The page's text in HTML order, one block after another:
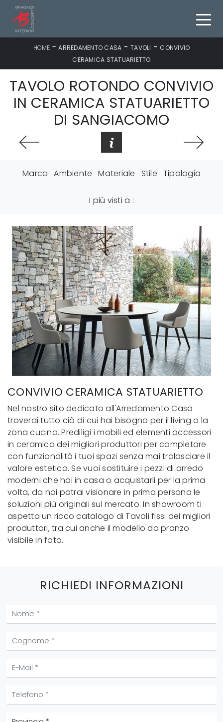
HOME -ARREDAMENTO CASA -TAVOLI - CONVIVIO
CERAMICA STATUARIETTO
TAVOLO ROTONDO CONVIVIO
IN CERAMICA STATUARIETTO
DI SANGIACOMO
Marca Ambiente Materiale Stile Tipologia
I più visti a :
CONVIVIO CERAMICA STATUARIETTO
Nel nostro sito dedicato all'Arredamento Casa
troverai tutto ciò di cui hai bisogno per il living o la
zona cucina. Prediligi i mobili ed elementi accessori
in ceramica dei migliori produttori per completare
con funzionalità i tuoi spazi senza mai tralasciare il
valore estetico. Se vuoi sostituire i pezzi di arredo
moderni che hai in casa o acquistarli per la prima
volta, da noi potrai visionare in prima persona le
soluzioni più originali sul mercato. In showroom ti
aspetta un ricco catalogo di Tavoli fissi dei migliori
produttori, tra cui anche il modello da pranzo
visibile in foto.
RICHIEDI INFORMAZIONI